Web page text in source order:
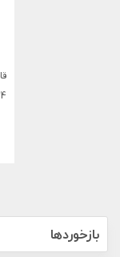
4
بازخوردها